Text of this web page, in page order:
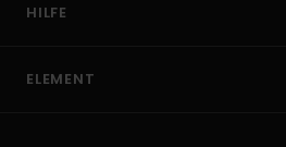
HILFE
ELEMENT